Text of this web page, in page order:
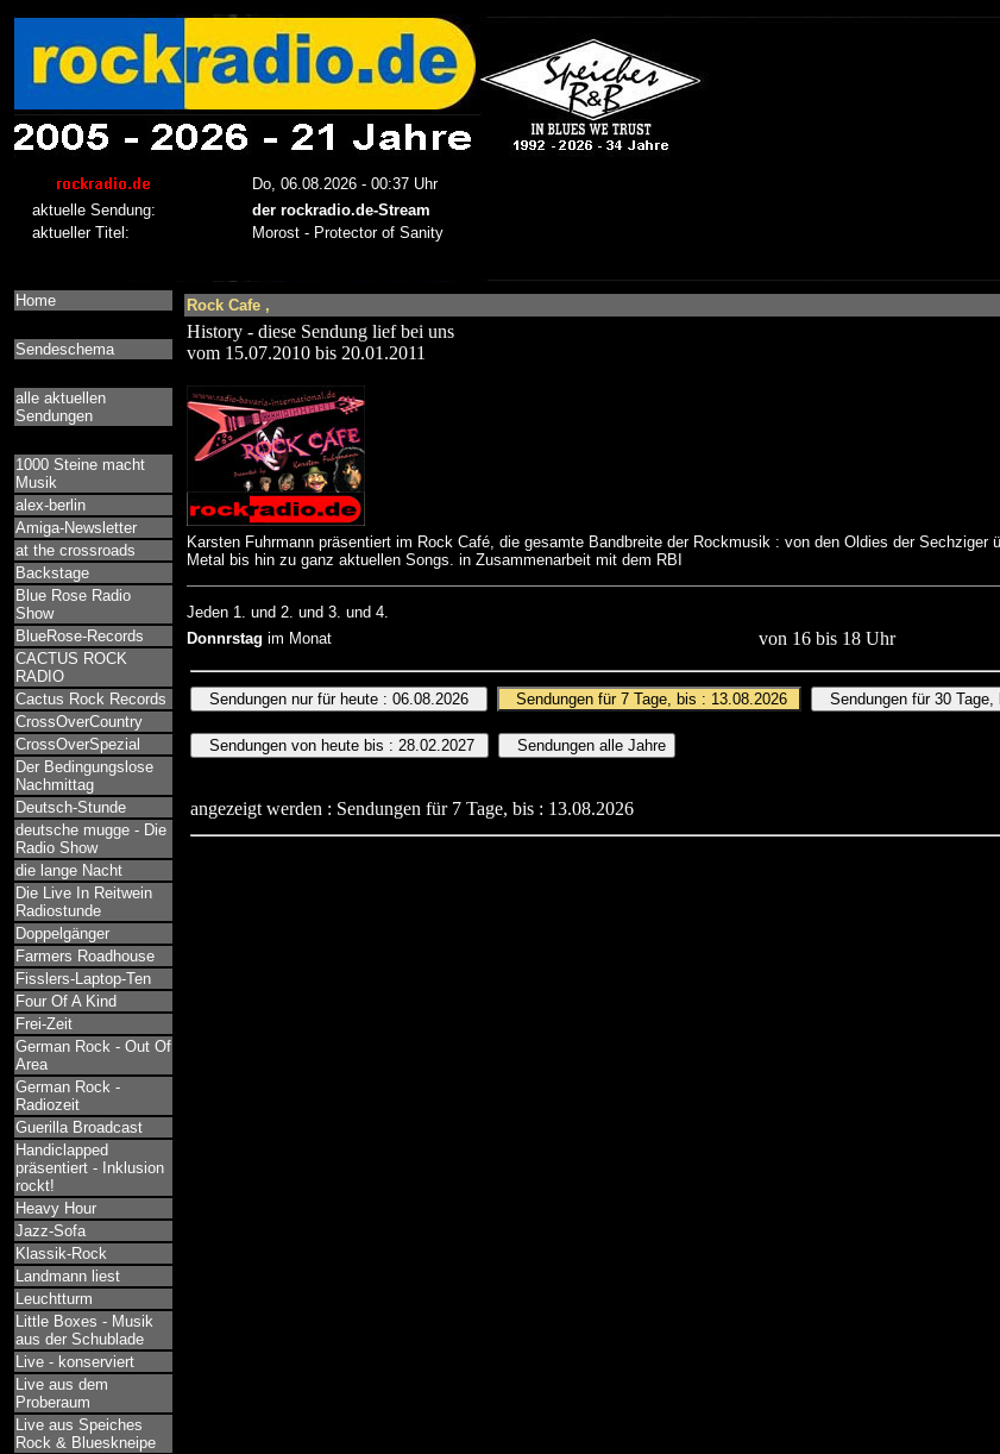
Home
Sendeschema
alle aktuellen
Sendungen
1000 Steine macht
Musik
alex-berlin
Amiga-Newsletter
at the crossroads
Backstage
Blue Rose Radio
Show
BlueRose-Records
CACTUS ROCK
RADIO
Cactus Rock Records
CrossOverCountry
CrossOverSpezial
Der Bedingungslose
Nachmittag
Deutsch-Stunde
deutsche mugge - Die
Radio Show
die lange Nacht
Die Live In Reitwein
Radiostunde
Doppelgänger
Farmers Roadhouse
Fisslers-Laptop-Ten
Four Of A Kind
Frei-Zeit
German Rock - Out Of
Area
German Rock -
Radiozeit
Guerilla Broadcast
Handiclapped
präsentiert - Inklusion
rockt!
Heavy Hour
Jazz-Sofa
Klassik-Rock
Landmann liest
Leuchtturm
Little Boxes - Musik
aus der Schublade
Live - konserviert
Live aus dem
Proberaum
Live aus Speiches
Rock & Blueskneipe
Rock Cafe ,
History - diese Sendung lief bei uns
vom 15.07.2010 bis 20.01.2011
Karsten Fuhrmann präsentiert im Rock Café, die gesamte Bandbreite der Rockmusik : von den Oldies der Sechziger
Metal bis hin zu ganz aktuellen Songs. in Zusammenarbeit mit dem RBI
Jeden 1. und 2. und 3. und 4.
Donnrstag im Monat von 16 bis 18 Uhr
angezeigt werden : Sendungen für 7 Tage, bis : 13.08.2026